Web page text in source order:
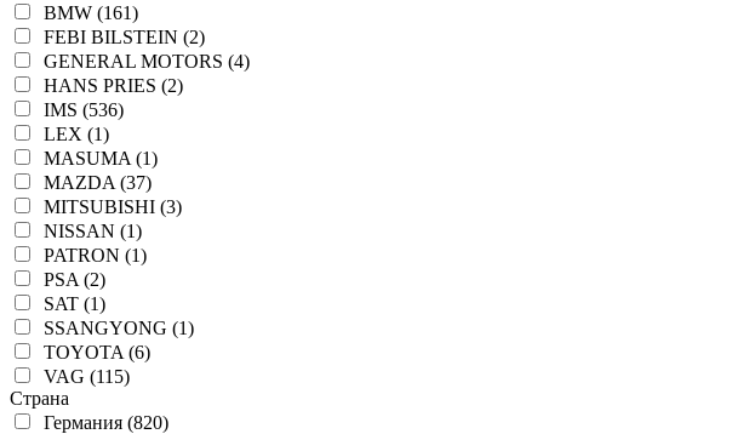
BMW (161)
FEBI BILSTEIN (2)
GENERAL MOTORS (4)
HANS PRIES (2)
IMS (536)
LEX (1)
MASUMA (1)
MAZDA (37)
MITSUBISHI (3)
NISSAN (1)
PATRON (1)
PSA (2)
SAT (1)
SSANGYONG (1)
TOYOTA (6)
VAG (115)
Страна
Германия (820)